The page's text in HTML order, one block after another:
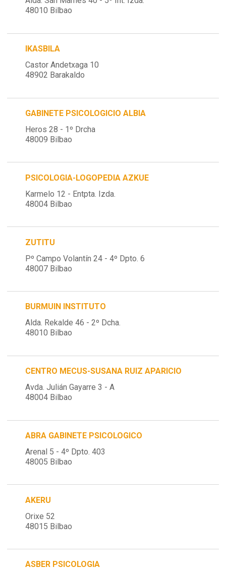
48010 Bilbao
IKASBILA
Castor Andetxaga 10
48902 Barakaldo
GABINETE PSICOLOGICIO ALBIA
Heros 28 - 1º Drcha
48009 Bilbao
PSICOLOGIA-LOGOPEDIA AZKUE
Karmelo 12 - Entpta. Izda.
48004 Bilbao
ZUTITU
Pº Campo Volantín 24 - 4º Dpto. 6
48007 Bilbao
BURMUIN INSTITUTO
Alda. Rekalde 46 - 2º Dcha.
48010 Bilbao
CENTRO MECUS-SUSANA RUIZ APARICIO
Avda. Julián Gayarre 3 - A
48004 Bilbao
ABRA GABINETE PSICOLOGICO
Arenal 5 - 4º Dpto. 403
48005 Bilbao
AKERU
Orixe 52
48015 Bilbao
ASBER PSICOLOGIA